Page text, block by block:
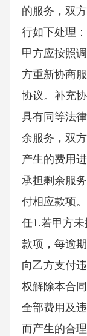
的服务，双
行如下处理
甲方应按照
方重新协商
协议。补充
具有同等法
余服务，双
产生的费用
承担剩余服
付相应款项
任1.若甲方
款项，每逾
向乙方支付
权解除本合
全部费用及
而产生的合